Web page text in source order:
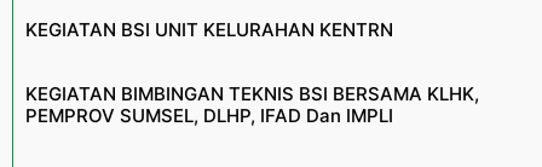
KEGIATAN BSI UNIT KELURAHAN KENTRN
KEGIATAN BIMBINGAN TEKNIS BSI BERSAMA KLHK,
PEMPROV SUMSEL, DLHP, IFAD Dan IMPLI